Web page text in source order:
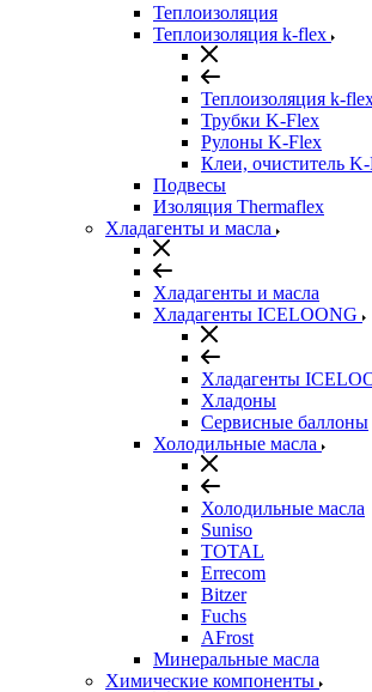
Теплоизоляция
Теплоизоляция k-flex
Теплоизоляция k-
Трубки K-Flex
Рулоны K-Flex
Клеи, очиститель
Подвесы
Изоляция Thermaflex
Хладагенты и масла
Хладагенты и масла
Хладагенты ICELOONG
Хладагенты
Хладоны
Сервисные баллоны
Холодильные масла
Холодильные масла
Suniso
TOTAL
Errecom
Bitzer
Fuchs
AFrost
Минеральные масла
Химические компоненты